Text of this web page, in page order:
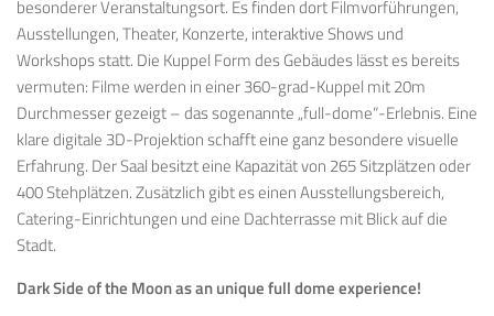
besonderer Veranstaltungsort. Es finden dort Filmvorführungen,
Ausstellungen, Theater, Konzerte, interaktive Shows und
Workshops statt. Die Kuppel Form des Gebäudes lässt es bereits
vermuten: Filme werden in einer 360-grad-Kuppel mit 20m
Durchmesser gezeigt – das sogenannte „full-dome“-Erlebnis. Eine
klare digitale 3D-Projektion schafft eine ganz besondere visuelle
Erfahrung. Der Saal besitzt eine Kapazität von 265 Sitzplätzen oder
400 Stehplätzen. Zusätzlich gibt es einen Ausstellungsbereich,
Catering-Einrichtungen und eine Dachterrasse mit Blick auf die
Stadt.
Dark Side of the Moon as an unique full dome experience!